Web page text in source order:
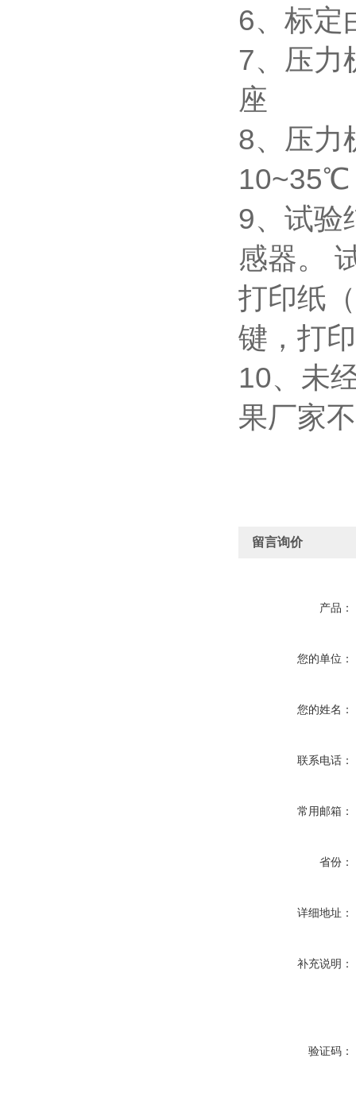
6、标定
7、压力
座
8、压力
10~35℃
9、试验
感器。
打印纸
键，打
10、未
果厂家
留言询价
产品：
您的单位：
您的姓名：
联系电话：
常用邮箱：
省份：
详细地址：
补充说明：
验证码：